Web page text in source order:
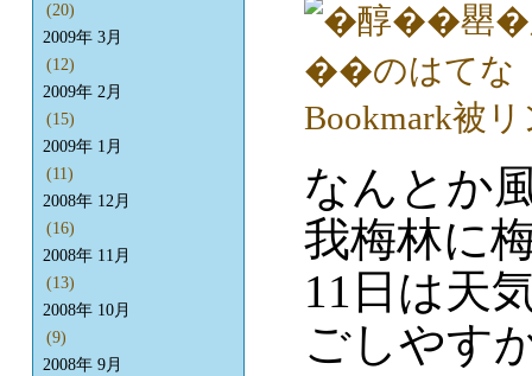
なんとか
我梅林に
11日は天
ごしやす
(20)
2009年 3月
(12)
2009年 2月
(15)
2009年 1月
(11)
2008年 12月
(16)
2008年 11月
(13)
2008年 10月
(9)
2008年 9月